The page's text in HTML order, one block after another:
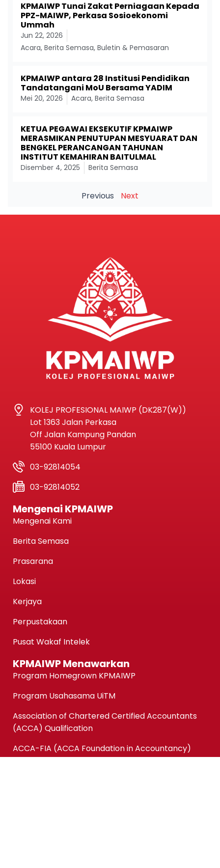
KPMAIWP Tunai Zakat Perniagaan Kepada
PPZ-MAIWP, Perkasa Sosioekonomi
Ummah
Jun 22, 2026
Acara, Berita Semasa, Buletin & Pemasaran
KPMAIWP antara 28 Institusi Pendidikan
Tandatangani MoU Bersama YADIM
Mei 20, 2026 Acara, Berita Semasa
KETUA PEGAWAI EKSEKUTIF KPMAIWP
MERASMIKAN PENUTUPAN MESYUARAT DAN
BENGKEL PERANCANGAN TAHUNAN
INSTITUT KEMAHIRAN BAITULMAL
Disember 4, 2025 Berita Semasa
Previous Next
KOLEJ PROFESIONAL MAIWP (DK287(W))
Lot 1363 Jalan Perkasa
Off Jalan Kampung Pandan
55100 Kuala Lumpur
03-92814054
03-92814052
Mengenai KPMAIWP
Mengenai Kami
Berita Semasa
Prasarana
Lokasi
Kerjaya
Perpustakaan
Pusat Wakaf Intelek
KPMAIWP Menawarkan
Program Homegrown KPMAIWP
Program Usahasama UiTM
Association of Chartered Certified Accountants
(ACCA) Qualification
ACCA-FIA (ACCA Foundation in Accountancy)